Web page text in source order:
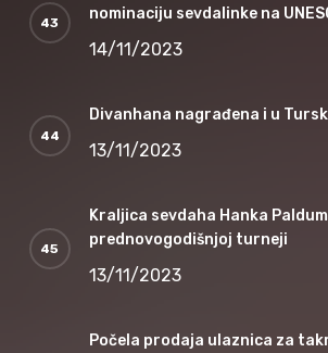
nominaciju sevdalinke na
14/11/2023
Divanhana nagrađena i u
13/11/2023
Kraljica sevdaha Hanka
prednovogodišnjoj turneji
13/11/2023
Počela prodaja ulaznica za